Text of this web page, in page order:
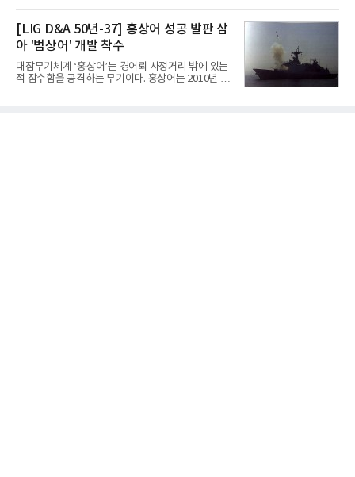
동기 대
라 투자에 나서는 것과 달리, 카카오는 ‘카카오톡’이
라는 플랫폼 경쟁력을 활용한 AI 에이전트 서비스에
집중하는 전략이다. 과거 무리한 사업 확장 과정에서
겪었던 시행착오를 되풀이하지 않고 핵심 역량에 집
중하겠다는 취지로 풀이된다.7일 업계에 따르면 카카
오는 올해 2분기 연결 기준 매출 2조985억원, 영업이
익 2770억원을 기록했다. 전년 동기 대비 매출과 영업
[LIG D&A 50년-37] 홍상어 성공 발판 삼
아 '범상어' 개발 착수
대잠무기체계 ‘홍상어’는 경어뢰 사정거리 밖에 있는
적 잠수함을 공격하는 무기이다. 홍상어는 2010년 넥